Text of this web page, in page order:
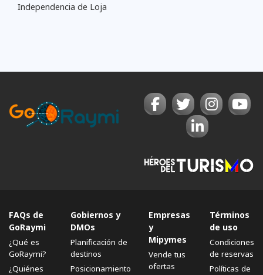
Independencia de Loja
FAQs de
GoRaymi
¿Qué es
GoRaymi?
¿Quiénes
Gobiernos y
DMOs
Planificación de
destinos
Posicionamiento
Empresas
y
Mipymes
Vende tus
ofertas
Términos
de uso
Condiciones
de reservas
Políticas de